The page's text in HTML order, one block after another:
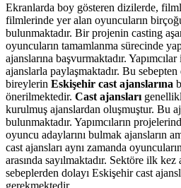
Ekranlarda boy gösteren dizilerde,
filmlerinde yer alan oyuncuların
bulunmaktadır. Bir projenin casting
oyuncuların tamamlanma sürecinde
ajanslarına başvurmaktadır.
ajanslarla paylaşmaktadır. Bu
bireylerin Eskişehir cast ajanslarına
önerilmektedir. Cast ajansları
kurulmuş ajanslardan oluşmuştur. Bu
bulunmaktadır. Yapımcıların
oyuncu adaylarını bulmak ajansların
cast ajansları aynı zamanda
arasında sayılmaktadır. Sektöre ilk
sebeplerden dolayı Eskişehir cast
gerekmektedir